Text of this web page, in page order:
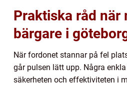
Praktiska råd när
bärgare i
När fordonet stannar på fel
går pulsen lätt upp. Några
säkerheten och effektiviteten i